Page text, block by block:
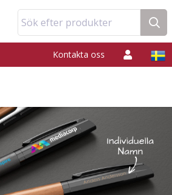
Sök efter produkter
Kontakta oss